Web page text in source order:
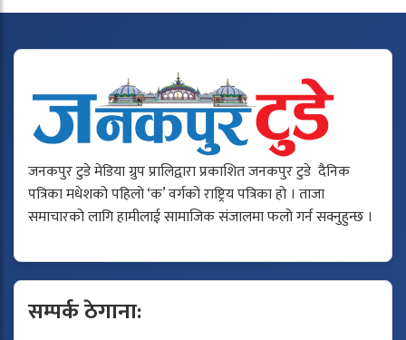
जनकपुर टुडे मेडिया ग्रुप प्रालिद्वारा प्रकाशित जनकपुर टुडे दैनिक
पत्रिका मधेशको पहिलो ‘क’ वर्गको राष्ट्रिय पत्रिका हो । ताजा
समाचारको लागि हामीलाई सामाजिक संजालमा फलो गर्न सक्नुहुन्छ ।
सम्पर्क ठेगाना: